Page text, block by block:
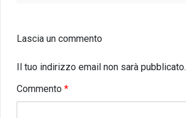
Lascia un commento
Il tuo indirizzo email non sarà pubblicato.
Commento *